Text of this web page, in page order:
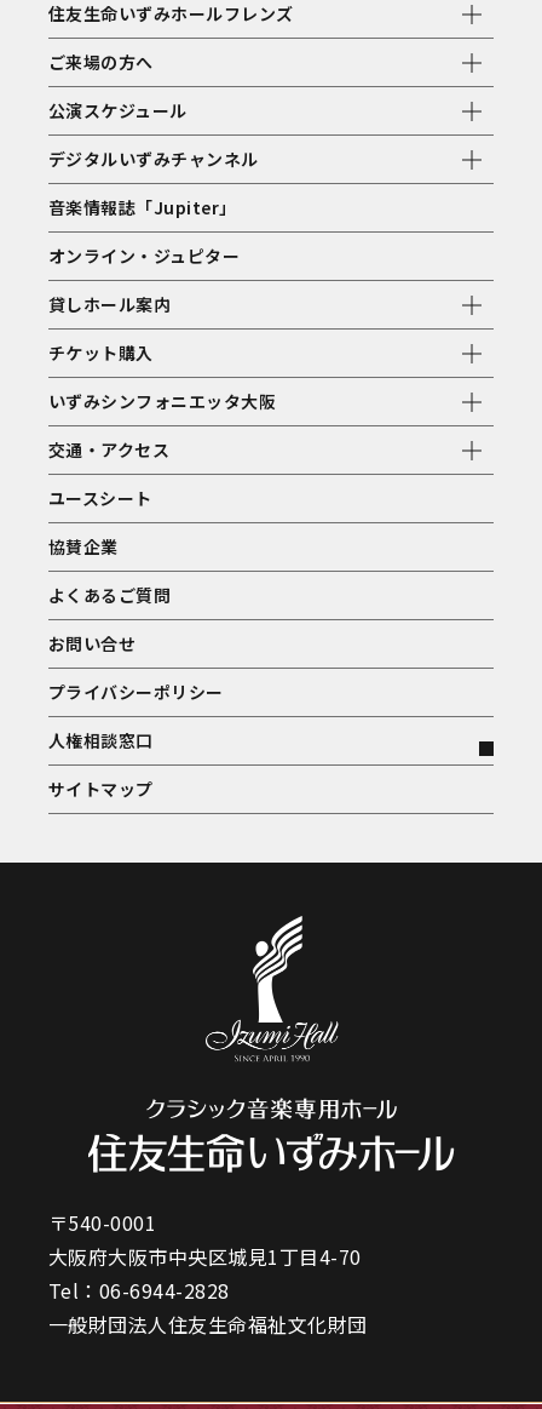
住友生命いずみホールフレンズ
ご来場の方へ
公演スケジュール
デジタルいずみチャンネル
音楽情報誌「Jupiter」
オンライン・ジュピター
貸しホール案内
チケット購入
いずみシンフォニエッタ大阪
交通・アクセス
ユースシート
協賛企業
よくあるご質問
お問い合せ
プライバシーポリシー
人権相談窓口
サイトマップ
〒540-0001
大阪府大阪市中央区城見1丁目4-70
Tel： 06-6944-2828
一般財団法人住友生命福祉文化財団